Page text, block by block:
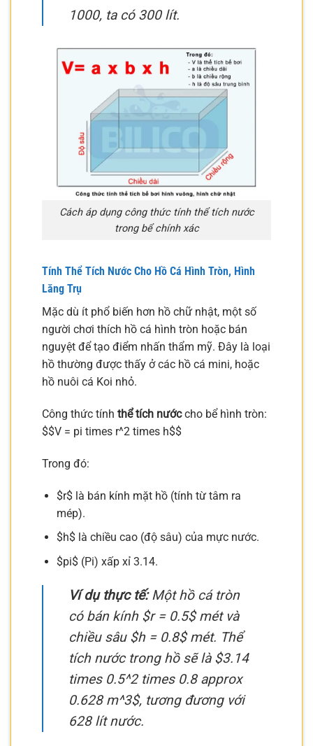
1000, ta có 300 lít.
Cách áp dụng công thức tính thể tích nước
trong bể chính xác
Tính Thể Tích Nước Cho Hồ Cá Hình Tròn, Hình
Lăng Trụ
Mặc dù ít phổ biến hơn hồ chữ nhật, một số
người chơi thích hồ cá hình tròn hoặc bán
nguyệt để tạo điểm nhấn thẩm mỹ. Đây là loại
hồ thường được thấy ở các hồ cá mini, hoặc
hồ nuôi cá Koi nhỏ.
Công thức tính thể tích nướccho bể hình tròn:
$$V = pi times r^2 times h$$
Trong đó:
$r$ là bán kính mặt hồ (tính từ tâm ra
mép).
$h$ là chiều cao (độ sâu) của mực nước.
$pi$ (Pi) xấp xỉ 3.14.
Ví dụ thực tế:Một hồ cá tròn
có bán kính $r = 0.5$ mét và
chiều sâu $h = 0.8$ mét. Thể
tích nước trong hồ sẽ là $3.14
times 0.5^2 times 0.8 approx
0.628 m^3$, tương đương với
628 lít nước.